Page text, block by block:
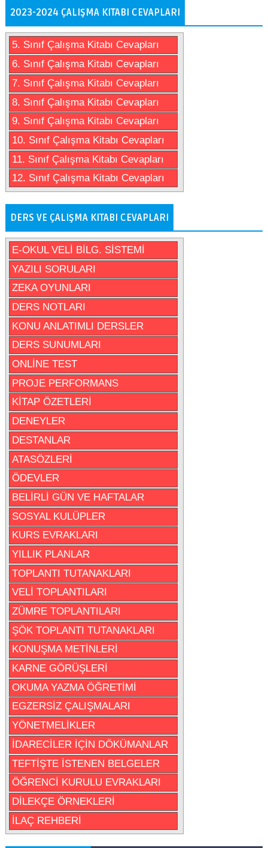
2023-2024 ÇALIŞMA KITABI CEVAPLARI
5. Sınıf Çalışma Kitabı Cevapları
6. Sınıf Çalışma Kitabı Cevapları
7. Sınıf Çalışma Kitabı Cevapları
8. Sınıf Çalışma Kitabı Cevapları
9. Sınıf Çalışma Kitabı Cevapları
10. Sınıf Çalışma Kitabı Cevapları
11. Sınıf Çalışma Kitabı Cevapları
12. Sınıf Çalışma Kitabı Cevapları
DERS VE ÇALIŞMA KITABI CEVAPLARI
E-OKUL VELİ BİLG. SİSTEMİ
YAZILI SORULARI
ZEKA OYUNLARI
DERS NOTLARI
KONU ANLATIMLI DERSLER
DERS SUNUMLARI
ONLİNE TEST
PROJE PERFORMANS
KİTAP ÖZETLERİ
DENEYLER
DESTANLAR
ATASÖZLERİ
ÖDEVLER
BELİRLİ GÜN VE HAFTALAR
SOSYAL KULÜPLER
KURS EVRAKLARI
YILLIK PLANLAR
TOPLANTI TUTANAKLARI
VELİ TOPLANTILARI
ZÜMRE TOPLANTILARI
ŞÖK TOPLANTI TUTANAKLARI
KONUŞMA METİNLERİ
KARNE GÖRÜŞLERİ
OKUMA YAZMA ÖĞRETİMİ
EGZERSİZ ÇALIŞMALARI
YÖNETMELİKLER
İDARECİLER İÇİN DÖKÜMANLAR
TEFTİŞTE İSTENEN BELGELER
ÖĞRENCİ KURULU EVRAKLARI
DİLEKÇE ÖRNEKLERİ
İLAÇ REHBERİ